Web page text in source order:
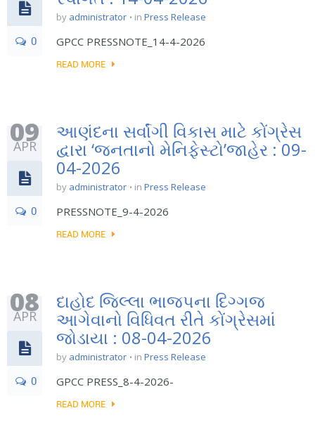
0
by administrator in Press Release
GPCC PRESSNOTE_14-4-2026
READ MORE
09
APR
0
આણંદના સર્વાંગી વિકાસ માટે કોંગ્રેસ
દ્વારા ‘જનતાનો મેનિફેસ્ટો’જાહેર : 09-
04-2026
by administrator in Press Release
PRESSNOTE_9-4-2026
READ MORE
08
APR
0
દાહોદ જિલ્લા ભાજપના દિગ્ગજ
આગેવાનો વિધિવત રીતે કોંગ્રેસમાં
જોડાયા : 08-04-2026
by administrator in Press Release
GPCC PRESS_8-4-2026-
READ MORE